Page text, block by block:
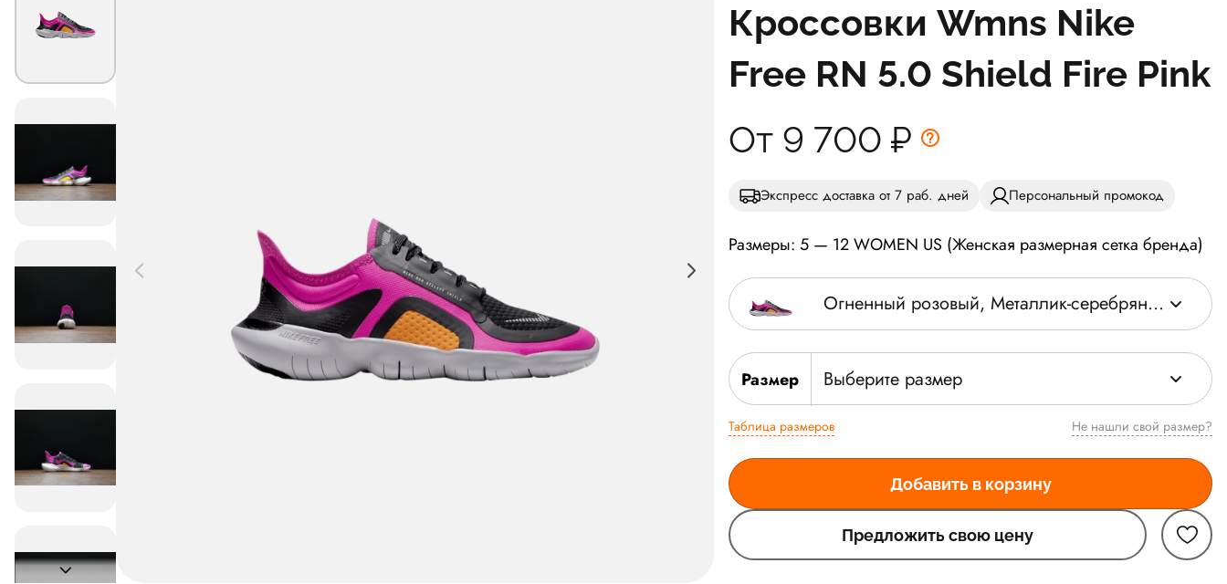
Кроссовки Wmns Nike
Free RN 5.0 Shield Fire Pink
От 9 700 ₽
Экспресс доставка от 7 раб. дней Персональный промокод
Размеры: 5 — 12 WOMEN US (Женская размерная сетка бренда)
Огненный розовый, Металлик-серебряный, Черный
Размер Выберите размер
Таблица размеров Не нашли свой размер?
Добавить в корзину
Предложить свою цену